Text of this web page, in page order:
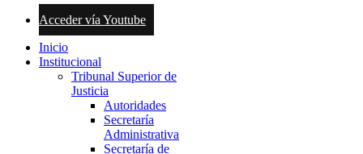
Acceder vía Youtube
Inicio
Institucional
Tribunal Superior de
Justicia
Autoridades
Secretaría
Administrativa
Secretaría de